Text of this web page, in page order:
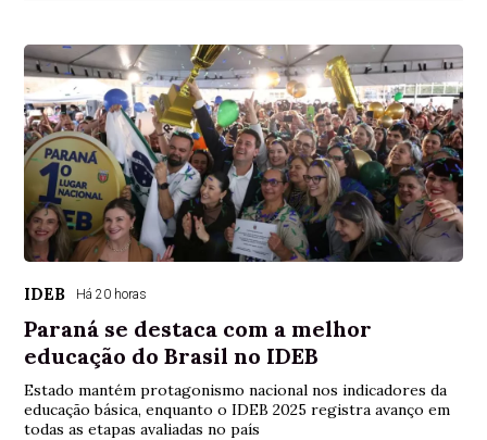
IDEB Há 20 horas
Paraná se destaca com a melhor
educação do Brasil no IDEB
Estado mantém protagonismo nacional nos indicadores da
educação básica, enquanto o IDEB 2025 registra avanço em
todas as etapas avaliadas no país